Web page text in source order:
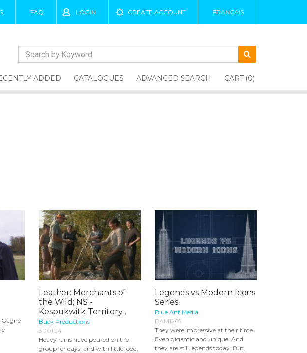
FAQ LOGIN CREATE ACCOUNT FRANÇAIS
ADDED CATALOGUES ADVANCED SEARCH CART (0)
Gagné
Leather: Merchants of
the Wild; NS -
Kespukwitk Territory...
Buck Productions
300104
Heavy rains have poured on the
group for days, and with little food,
Legends vs Modern Icons
Series
Blue Ant Media
BAM1265
They were impressive at their time.
Even gigantic and unique. And
they are still legends today. But...